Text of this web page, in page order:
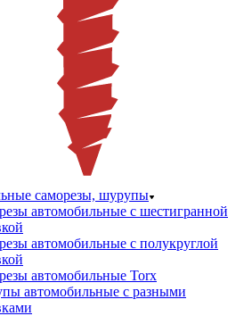
саморезы, шурупы
автомобильные с шестигранной
автомобильные с полукруглой
автомобильные Torx
автомобильные с разными